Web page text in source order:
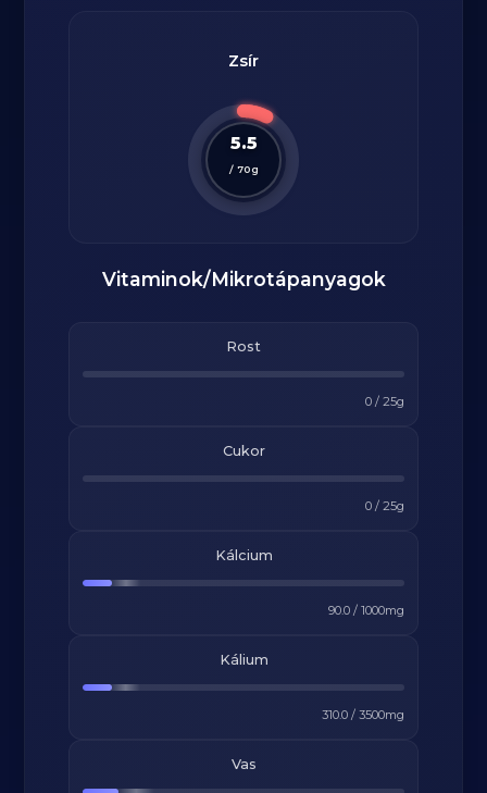
Zsír
5.5
/ 70g
Vitaminok/Mikrotápanyagok
Rost
0/ 25g
Cukor
0/ 25g
Kálcium
90.0/ 1000mg
Kálium
310.0/ 3500mg
Vas